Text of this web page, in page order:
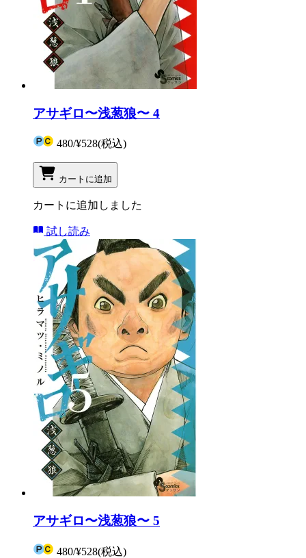
アサギロ〜浅葱狼〜 4
480/¥528(税込)
カートに追加
カートに追加しました
試し読み
アサギロ〜浅葱狼〜 5
480/¥528(税込)